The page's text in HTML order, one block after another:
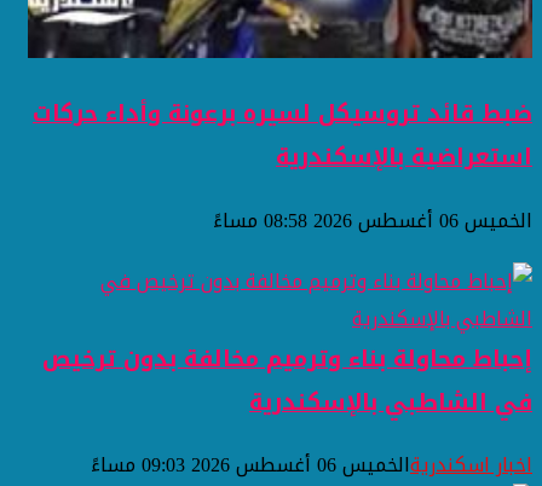
ضبط قائد تروسيكل لسيره برعونة وأداء حركات
استعراضية بالإسكندرية
الخميس 06 أغسطس 2026 08:58 مساءً
إحباط محاولة بناء وترميم مخالفة بدون ترخيص
في الشاطبي بالإسكندرية
اخبار اسكندريةالخميس 06 أغسطس 2026 09:03 مساءً